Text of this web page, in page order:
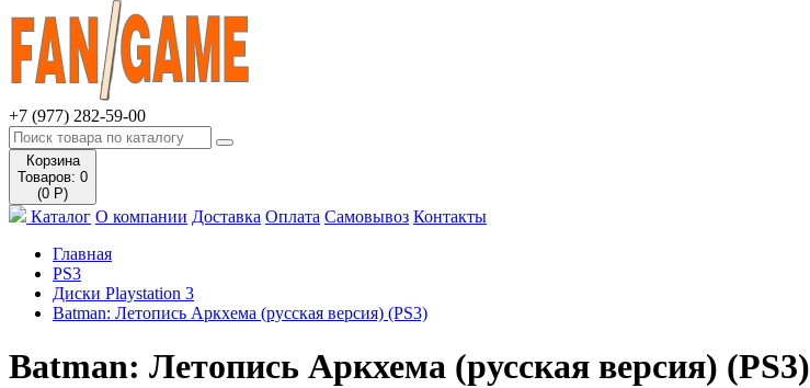
+7 (977) 282-59-00
Корзина
Товаров: 0
(0 Р)
Каталог О компании Доставка Оплата Самовывоз Контакты
Главная
PS3
Диски Playstation 3
Batman: Летопись Аркхема (русская версия) (PS3)
Batman: Летопись Аркхема (русская версия) (PS3)